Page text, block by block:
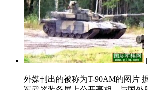
[
外媒刊出的被称为T-90AM的图片